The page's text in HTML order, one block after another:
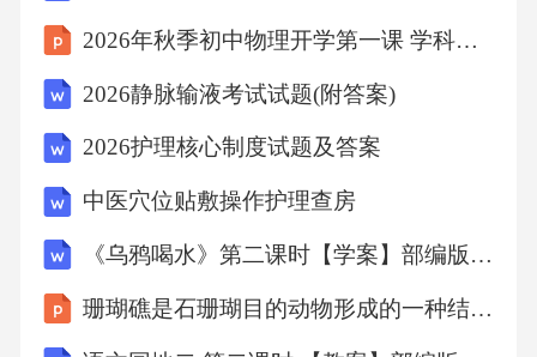
:
为与现有系列标准名称一致将文件名称改为滚
———,《1:
滚子轴承
2026年秋季初中物理开学第一课 学科学习方法与策略教案
2026静脉输液考试试题(附答案)
2026护理核心制度试题及答案
中医穴位贴敷操作护理查房
《乌鸦喝水》第二课时【学案】部编版语文一年级上册
珊瑚礁是石珊瑚目的动物形成的一种结构课件